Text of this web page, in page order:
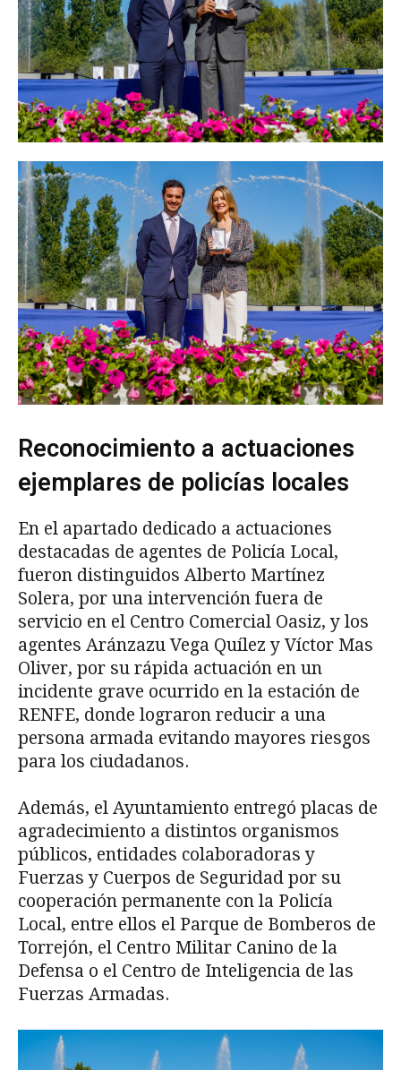
Reconocimiento a actuaciones
ejemplares de policías locales
En el apartado dedicado a actuaciones
destacadas de agentes de Policía Local,
fueron distinguidos Alberto Martínez
Solera, por una intervención fuera de
servicio en el Centro Comercial Oasiz, y los
agentes Aránzazu Vega Quílez y Víctor Mas
Oliver, por su rápida actuación en un
incidente grave ocurrido en la estación de
RENFE, donde lograron reducir a una
persona armada evitando mayores riesgos
para los ciudadanos.
Además, el Ayuntamiento entregó placas de
agradecimiento a distintos organismos
públicos, entidades colaboradoras y
Fuerzas y Cuerpos de Seguridad por su
cooperación permanente con la Policía
Local, entre ellos el Parque de Bomberos de
Torrejón, el Centro Militar Canino de la
Defensa o el Centro de Inteligencia de las
Fuerzas Armadas.